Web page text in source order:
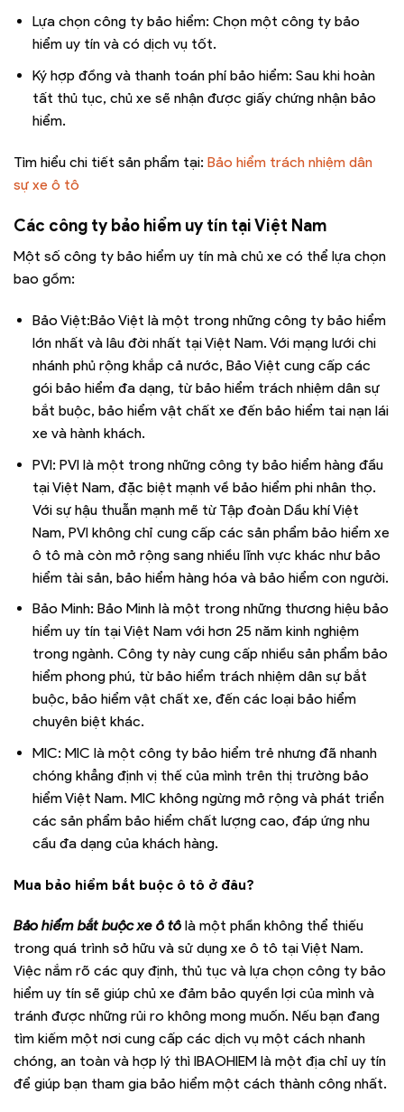
Lựa chọn công ty bảo hiểm: Chọn một công ty bảo
hiểm uy tín và có dịch vụ tốt.
Ký hợp đồng và thanh toán phí bảo hiểm: Sau khi hoàn
tất thủ tục, chủ xe sẽ nhận được giấy chứng nhận bảo
hiểm.
Tìm hiểu chi tiết sản phẩm tại: Bảo hiểm trách nhiệm dân
sự xe ô tô
Các công ty bảo hiểm uy tín tại Việt Nam
Một số công ty bảo hiểm uy tín mà chủ xe có thể lựa chọn
bao gồm:
Bảo Việt:Bảo Việt là một trong những công ty bảo hiểm
lớn nhất và lâu đời nhất tại Việt Nam. Với mạng lưới chi
nhánh phủ rộng khắp cả nước, Bảo Việt cung cấp các
gói bảo hiểm đa dạng, từ bảo hiểm trách nhiệm dân sự
bắt buộc, bảo hiểm vật chất xe đến bảo hiểm tai nạn lái
xe và hành khách.
PVI: PVI là một trong những công ty bảo hiểm hàng đầu
tại Việt Nam, đặc biệt mạnh về bảo hiểm phi nhân thọ.
Với sự hậu thuẫn mạnh mẽ từ Tập đoàn Dầu khí Việt
Nam, PVI không chỉ cung cấp các sản phẩm bảo hiểm xe
ô tô mà còn mở rộng sang nhiều lĩnh vực khác như bảo
hiểm tài sản, bảo hiểm hàng hóa và bảo hiểm con người.
Bảo Minh: Bảo Minh là một trong những thương hiệu bảo
hiểm uy tín tại Việt Nam với hơn 25 năm kinh nghiệm
trong ngành. Công ty này cung cấp nhiều sản phẩm bảo
hiểm phong phú, từ bảo hiểm trách nhiệm dân sự bắt
buộc, bảo hiểm vật chất xe, đến các loại bảo hiểm
chuyên biệt khác.
MIC: MIC là một công ty bảo hiểm trẻ nhưng đã nhanh
chóng khẳng định vị thế của mình trên thị trường bảo
hiểm Việt Nam. MIC không ngừng mở rộng và phát triển
các sản phẩm bảo hiểm chất lượng cao, đáp ứng nhu
cầu đa dạng của khách hàng.
Mua bảo hiểm bắt buộc ô tô ở đâu?
Bảo hiểm bắt buộc xe ô tô là một phần không thể thiếu
trong quá trình sở hữu và sử dụng xe ô tô tại Việt Nam.
Việc nắm rõ các quy định, thủ tục và lựa chọn công ty bảo
hiểm uy tín sẽ giúp chủ xe đảm bảo quyền lợi của mình và
tránh được những rủi ro không mong muốn. Nếu bạn đang
tìm kiếm một nơi cung cấp các dịch vụ một cách nhanh
chóng, an toàn và hợp lý thì IBAOHIEM là một địa chỉ uy tín
để giúp bạn tham gia bảo hiểm một cách thành công nhất.